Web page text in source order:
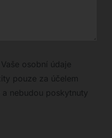
osobní údaje
pouze za účelem
nebudou poskytnuty